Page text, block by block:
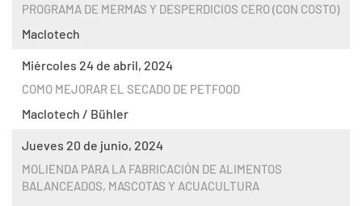
PROGRAMA DE MERMAS Y DESPERDICIOS CERO (CON COSTO)
Maclotech
Miércoles 24 de abril, 2024
COMO MEJORAR EL SECADO DE PETFOOD
Maclotech / Bühler
Jueves 20 de junio, 2024
MOLIENDA PARA LA FABRICACIÓN DE ALIMENTOS
BALANCEADOS, MASCOTAS Y ACUACULTURA